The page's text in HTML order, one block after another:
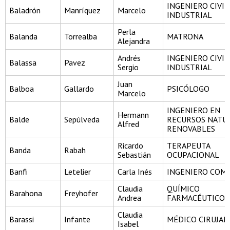
Baladrón Manríquez Marcelo
INGENIERO CIVIL
INDUSTRIAL
Balanda Torrealba
Perla
Alejandra
MATRONA
Balassa Pavez
Andrés
Sergio
INGENIERO CIVIL
INDUSTRIAL
Balboa Gallardo
Juan
Marcelo
PSICÓLOGO
Balde Sepúlveda
Hermann
Alfred
INGENIERO EN
RECURSOS
RENOVABLES
Banda Rabah
Ricardo
Sebastián
TERAPEUTA
OCUPACIONAL
Banfi
Letelier Carla Inés INGENIERO
Barahona Freyhofer
Claudia
Andrea
QUÍMICO
FARMACÉUTICO
Barassi Infante
Claudia
Isabel
MÉDICO